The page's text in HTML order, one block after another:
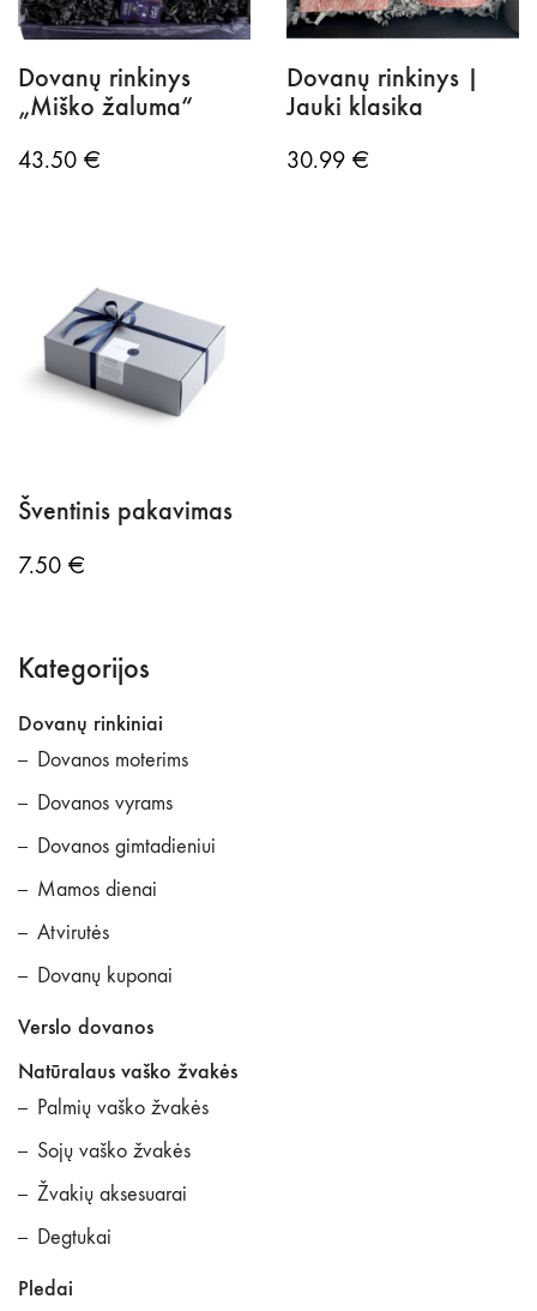
Dovanų rinkinys
„Miško žaluma“
43.50 €
Dovanų rinkinys |
Jauki klasika
30.99 €
Šventinis pakavimas
7.50 €
Kategorijos
Dovanų rinkiniai
Dovanos moterims
Dovanos vyrams
Dovanos gimtadieniui
Mamos dienai
Atvirutės
Dovanų kuponai
Verslo dovanos
Natūralaus vaško žvakės
Palmių vaško žvakės
Sojų vaško žvakės
Žvakių aksesuarai
Degtukai
Pledai